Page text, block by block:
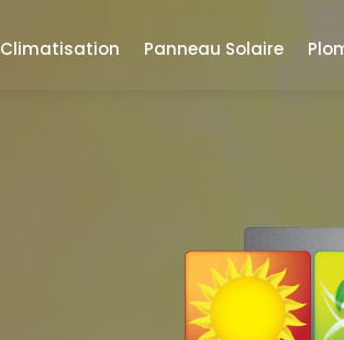
Climatisation Panneau Solaire